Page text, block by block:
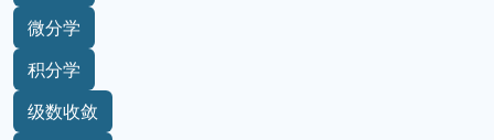
微分学
积分学
级数收敛